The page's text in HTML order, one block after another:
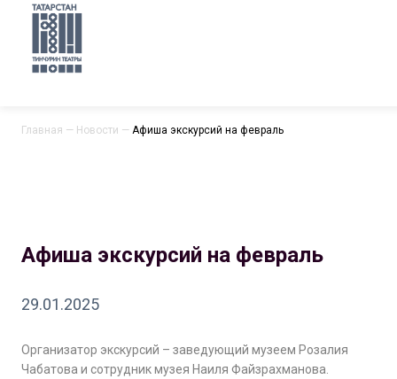
Главная — Новости — Афиша экскурсий на февраль
Афиша экскурсий на февраль
29.01.2025
Организатор экскурсий – заведующий музеем Розалия
Чабатова и сотрудник музея Наиля Файзрахманова.